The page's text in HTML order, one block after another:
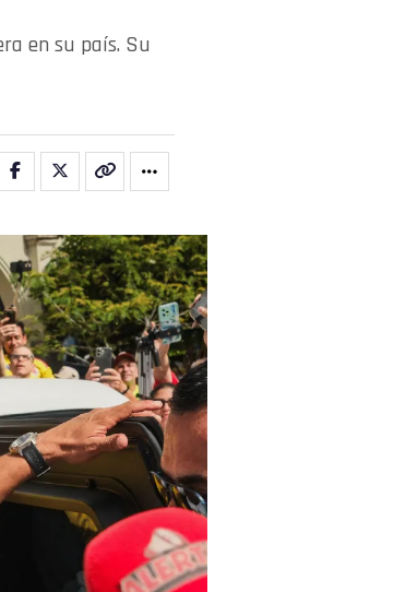
en su país. Su